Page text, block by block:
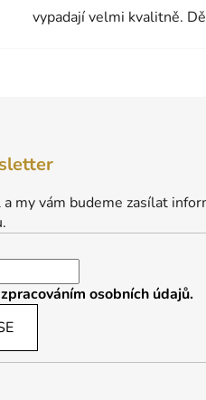
vypadají velmi kvalitně.
my vám budeme zasílat
zpracováním osobních údajů.